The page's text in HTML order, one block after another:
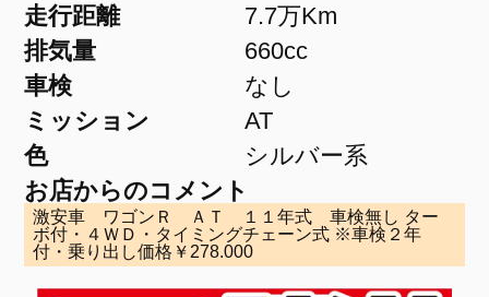
走行距離
7.7万Km
排気量
660cc
車検
なし
ミッション
AT
色
シルバー系
お店からのコメント
激安車 ワゴンＲ ＡＴ １１年式 車検無し ター
ボ付・４ＷＤ・タイミングチェーン式 ※車検２年
付・乗り出し価格￥278.000